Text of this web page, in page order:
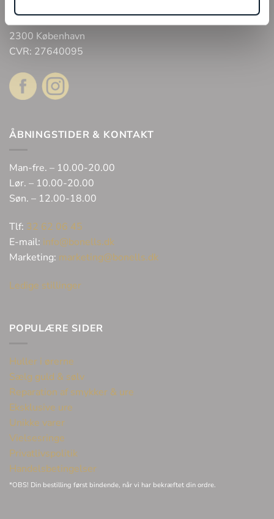
2300 København
CVR: 27640095
ÅBNINGSTIDER & KONTAKT
Man-fre. – 10.00-20.00
Lør. – 10.00-20.00
Søn. – 12.00-18.00
Tlf: 32 62 06 45
E-mail: info@bonells.dk
Marketing: marketing@bonells.dk
Ledige stillinger
POPULÆRE SIDER
Huller i ørerne
Sælg guld & sølv
Reparation af smykker & ure
Eksklusive ure
Unikke varer
Vielsesringe
Privatlivspolitik
Handelsbetingelser
*OBS! Din bestilling først bindende, når vi har bekræftet din ordre.